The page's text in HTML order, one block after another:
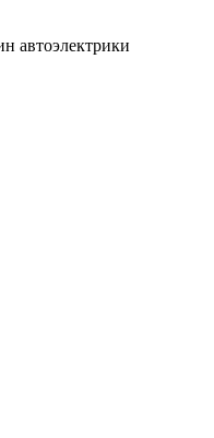
автоэлектрики